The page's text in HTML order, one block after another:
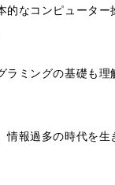
的なコンピュータ
ミングの基礎も
報過多の時代を